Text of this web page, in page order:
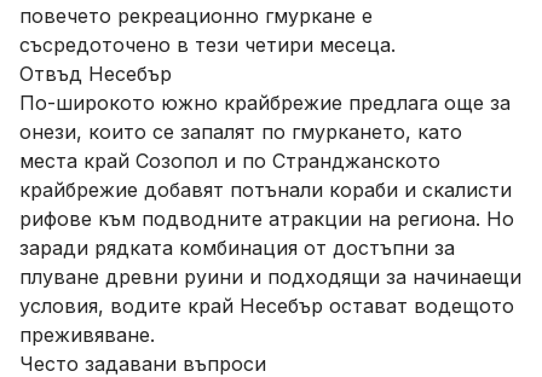
повечето рекреационно гмуркане е
съсредоточено в тези четири месеца.
Отвъд Несебър
По-широкото южно крайбрежие предлага още за
онези, които се запалят по гмуркането, като
места край Созопол и по Странджанското
крайбрежие добавят потънали кораби и скалисти
рифове към подводните атракции на региона. Но
заради рядката комбинация от достъпни за
плуване древни руини и подходящи за начинаещи
условия, водите край Несебър остават водещото
преживяване.
Често задавани въпроси